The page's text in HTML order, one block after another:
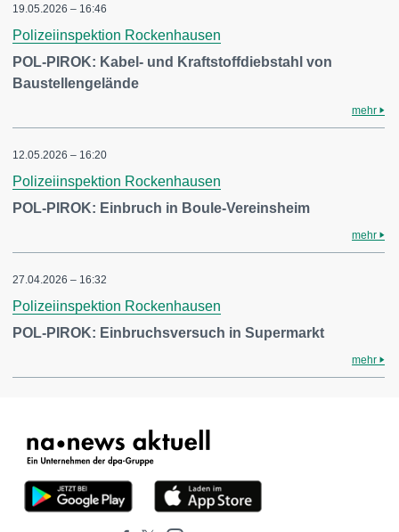
19.05.2026 – 16:46
Polizeiinspektion Rockenhausen
POL-PIROK: Kabel- und Kraftstoffdiebstahl von
Baustellengelände
mehr
12.05.2026 – 16:20
Polizeiinspektion Rockenhausen
POL-PIROK: Einbruch in Boule-Vereinsheim
mehr
27.04.2026 – 16:32
Polizeiinspektion Rockenhausen
POL-PIROK: Einbruchsversuch in Supermarkt
mehr